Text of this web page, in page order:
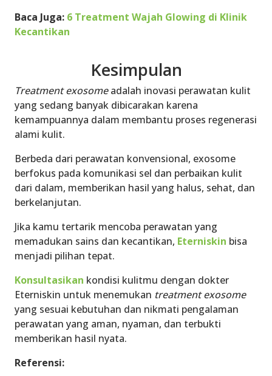
Baca Juga: 6 Treatment Wajah Glowing di Klinik
Kecantikan
Kesimpulan
Treatment exosomeadalah inovasi perawatan kulit
yang sedang banyak dibicarakan karena
kemampuannya dalam membantu proses regenerasi
alami kulit.
Berbeda dari perawatan konvensional, exosome
berfokus pada komunikasi sel dan perbaikan kulit
dari dalam, memberikan hasil yang halus, sehat, dan
berkelanjutan.
Jika kamu tertarik mencoba perawatan yang
memadukan sains dan kecantikan, Eterniskin bisa
menjadi pilihan tepat.
Konsultasikan kondisi kulitmu dengan dokter
Eterniskin untuk menemukan treatment exosome
yang sesuai kebutuhan dan nikmati pengalaman
perawatan yang aman, nyaman, dan terbukti
memberikan hasil nyata.
Referensi: